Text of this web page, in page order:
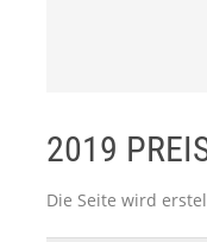
2019
Die Seite wird